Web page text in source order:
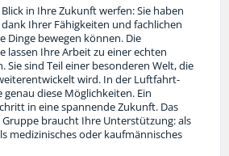
in Ihre Zukunft werfen: Sie haben
dank Ihrer Fähigkeiten und fachlichen
Dinge bewegen können. Die
lassen Ihre Arbeit zu einer echten
Sie sind Teil einer besonderen Welt, die
wird. In der Luftfahrt-
genau diese Möglichkeiten. Ein
in eine spannende Zukunft. Das
Gruppe braucht Ihre Unterstützung: als
medizinisches oder kaufmännisches